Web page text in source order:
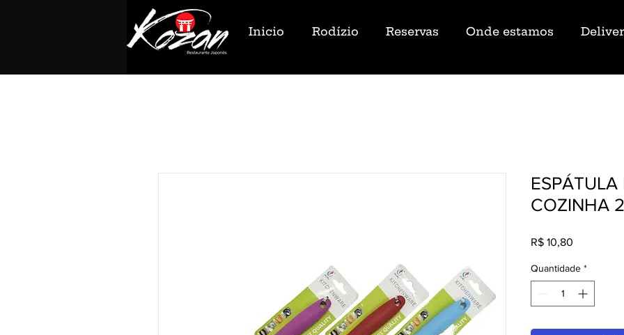
Inicio Rodízio Reservas Onde estamos
ESPÁTULA
COZINHA
R$ 10,80
Quantidade *